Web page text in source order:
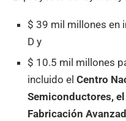
$ 39 mil millones en
D y
$ 10.5 mil millones
incluido el Centro
Semiconductores,
Fabricación